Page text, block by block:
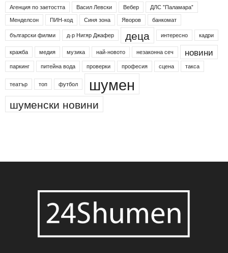
Агенция по заетостта
Васил Левски Вебер
ДЛС "Паламара"
Менделсон
ПИН-код Синя зона Яворов
банкомат
български филми
д-р Нигяр Джафер деца интересно кадри
кражба медия музика най-новото незаконна сеч новини
паркинг питейна вода проверки професия сцена такса
театър топ футбол шумен
шуменски новини